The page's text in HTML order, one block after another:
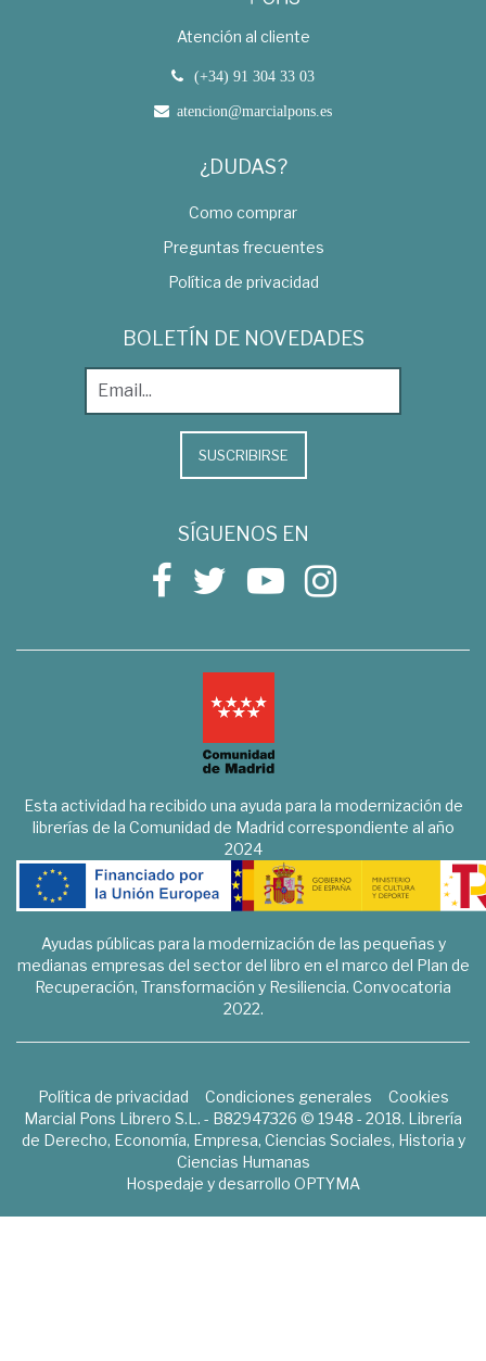
Atención al cliente
(+34) 91 304 33 03
atencion@marcialpons.es
¿DUDAS?
Como comprar
Preguntas frecuentes
Política de privacidad
BOLETÍN DE NOVEDADES
SUSCRIBIRSE
SÍGUENOS EN
Esta actividad ha recibido una ayuda para la modernización de
librerías de la Comunidad de Madrid correspondiente al año
2024
Ayudas públicas para la modernización de las pequeñas y
medianas empresas del sector del libro en el marco del Plan de
Recuperación, Transformación y Resiliencia. Convocatoria
2022.
Política de privacidad Condiciones generales
Cookies
Marcial Pons Librero S.L. - B82947326 © 1948 - 2018. Librería
de Derecho, Economía, Empresa, Ciencias Sociales, Historia y
Ciencias Humanas
Hospedaje y desarrollo OPTYMA